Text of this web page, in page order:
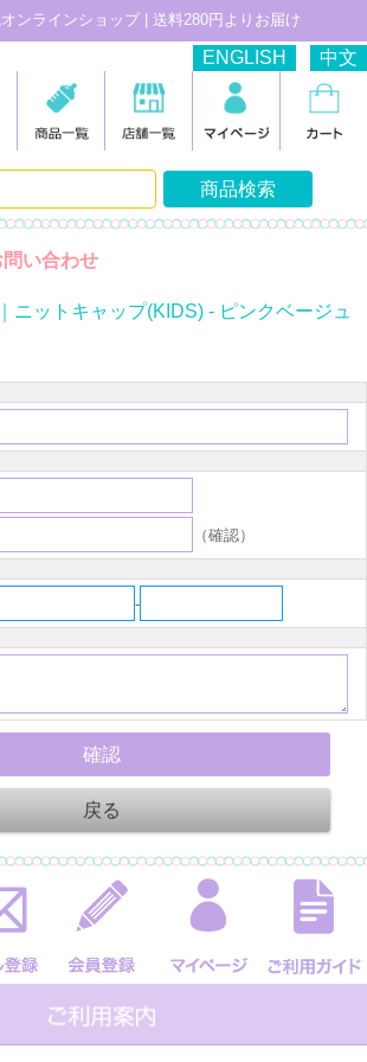
ンラインショップ | 送料280円よりお届け
ENGLISH 中文
い合わせ
ニットキャップ(KIDS) - ピンクベージュ
（確認）
-